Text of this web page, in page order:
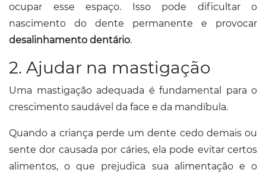
ocupar esse espaço. Isso pode dificultar o
nascimento do dente permanente e provocar
desalinhamento dentário.
2. Ajudar na mastigação
Uma mastigação adequada é fundamental para o
crescimento saudável da face e da mandíbula.
Quando a criança perde um dente cedo demais ou
sente dor causada por cáries, ela pode evitar certos
alimentos, o que prejudica sua alimentação e o